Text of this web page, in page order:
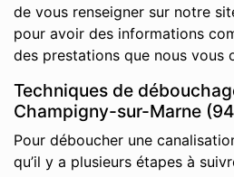
de vous renseigner sur notre
pour avoir des informations
des prestations que nous vous
Techniques de
Champigny-sur-Marne
Pour déboucher une
qu’il y a plusieurs étapes à